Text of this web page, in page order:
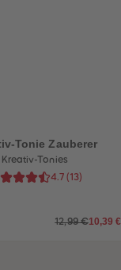
Tonie Zauberer
Kreativ-Tonies
4.7 (13)
12,99 €10,39 €